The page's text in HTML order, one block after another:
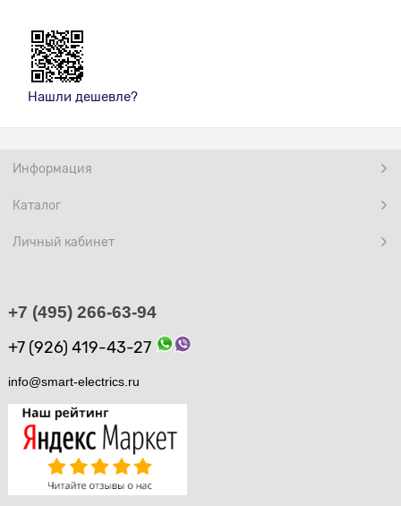
Нашли дешевле?
Информация
Каталог
Личный кабинет
+7 (495) 266-63-94
+7 (926) 419-43-27
info@smart-electrics.ru